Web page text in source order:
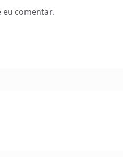
eu comentar.